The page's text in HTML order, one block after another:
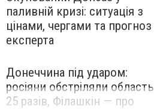
паливній кризі: ситуація з
цінами, чергами та прогноз
експерта
Донеччина під ударом:
росіяни обстріляли область
25 разів, Філашкін — про